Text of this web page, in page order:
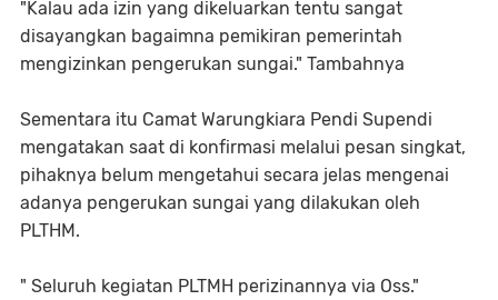
"Kalau ada izin yang dikeluarkan tentu sangat
disayangkan bagaimna pemikiran pemerintah
mengizinkan pengerukan sungai." Tambahnya
Sementara itu Camat Warungkiara Pendi Supendi
mengatakan saat di konfirmasi melalui pesan singkat,
pihaknya belum mengetahui secara jelas mengenai
adanya pengerukan sungai yang dilakukan oleh
PLTHM.
" Seluruh kegiatan PLTMH perizinannya via Oss."